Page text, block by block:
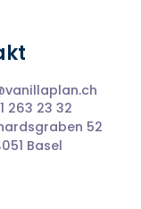
263 23 32
52
Basel